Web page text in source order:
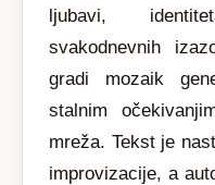
ljubavi,
svakodnevnih
gradi mozaik
stalnim
mreža. Tekst je
improvizacije, a